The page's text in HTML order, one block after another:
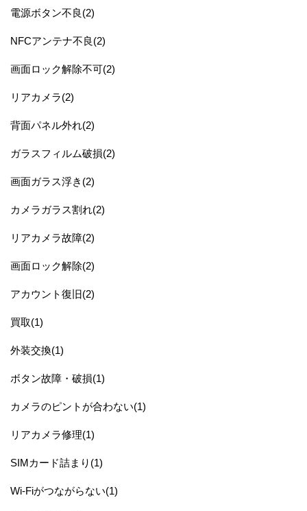
電源ボタン不良(2)
NFCアンテナ不良(2)
画面ロック解除不可(2)
リアカメラ(2)
背面パネル外れ(2)
ガラスフィルム破損(2)
画面ガラス浮き(2)
カメラガラス割れ(2)
リアカメラ故障(2)
画面ロック解除(2)
アカウント復旧(2)
買取(1)
外装交換(1)
ボタン故障・破損(1)
カメラのピントが合わない(1)
リアカメラ修理(1)
SIMカード詰まり(1)
Wi-Fiがつながらない(1)